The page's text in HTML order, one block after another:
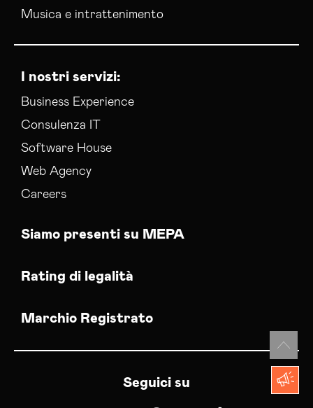
Musica e intrattenimento
I nostri servizi:
Business Experience
Consulenza IT
Software House
Web Agency
Careers
Siamo presenti su MEPA
Rating di legalità
Marchio Registrato
Seguici su